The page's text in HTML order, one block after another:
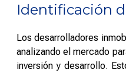
Identificación
Los desarrolladores
analizando el mercado
inversión y desarrollo.